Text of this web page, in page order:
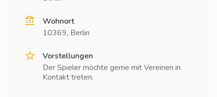
Wohnort
10369, Berlin
Vorstellungen
Der Spieler möchte gerne mit Vereinen in
Kontakt treten.